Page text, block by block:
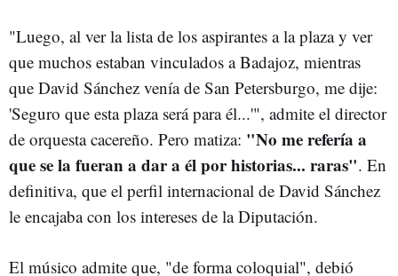
"Luego, al ver la lista de los aspirantes a la plaza y ver
que muchos estaban vinculados a Badajoz, mientras
que David Sánchez venía de San Petersburgo, me dije:
'Seguro que esta plaza será para él...'", admite el director
de orquesta cacereño. Pero matiza: "No me refería a
que se la fueran a dar a él por historias... raras". En
definitiva, que el perfil internacional de David Sánchez
le encajaba con los intereses de la Diputación.
El músico admite que, "de forma coloquial", debió